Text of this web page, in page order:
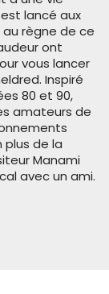
lancé aux
règne de ce
ont
vous lancer
Inspiré
80 et 90,
amateurs de
plus de la
Manami
avec un ami.